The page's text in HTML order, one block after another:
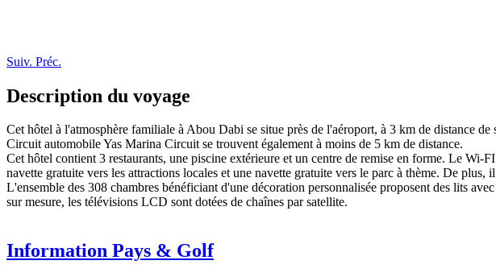
Suiv. Préc.
Description du voyage
Cet hôtel à l'atmosphère familiale à Abou Dabi se situe près de l'aéroport, à 3 km de distance
Circuit automobile Yas Marina Circuit se trouvent également à moins de 5 km de distance.
Cet hôtel contient 3 restaurants, une piscine extérieure et un centre de remise en forme. Le
navette gratuite vers les attractions locales et une navette gratuite vers le parc à thème. De
L'ensemble des 308 chambres bénéficiant d'une décoration personnalisée proposent des lits
sur mesure, les télévisions LCD sont dotées de chaînes par satellite.
Information Pays & Golf